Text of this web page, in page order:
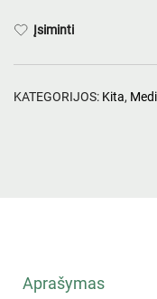
Įsiminti
KATEGORIJOS: Kita,
Aprašymas